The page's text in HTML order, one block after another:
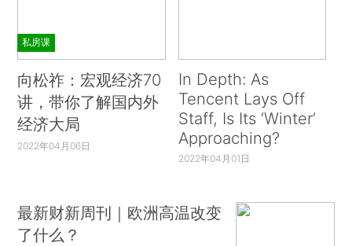
私房课
向松祚：宏观经济70
讲，带你了解国内外
经济大局
2022年04月06日
In Depth: As
Tencent Lays Off
Staff, Is Its ‘Winter’
Approaching?
2022年04月01日
最新财新周刊｜欧洲高温改变
了什么？